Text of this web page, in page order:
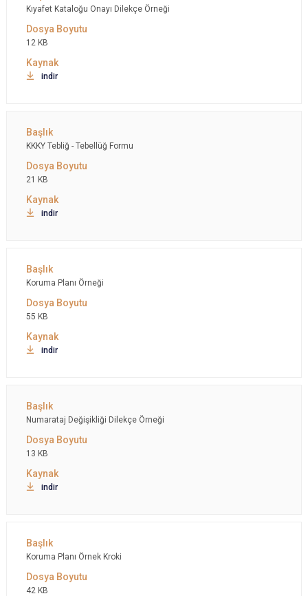
Kıyafet Kataloğu Onayı Dilekçe Örneği
12 KB
indir
KKKY Tebliğ - Tebellüğ Formu
21 KB
indir
Koruma Planı Örneği
55 KB
indir
Numarataj Değişikliği Dilekçe Örneği
13 KB
indir
Koruma Planı Örnek Kroki
42 KB